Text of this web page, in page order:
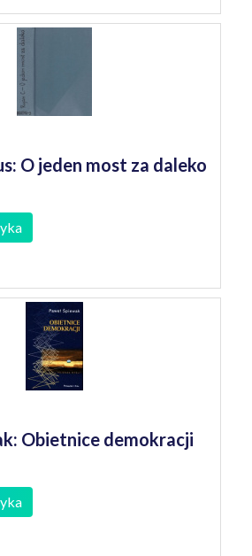
O jeden most za daleko
Obietnice demokracji